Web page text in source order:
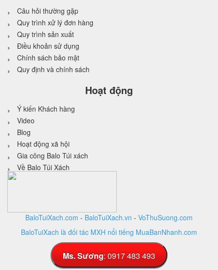
Câu hỏi thường gặp
Quy trình xử lý đơn hàng
Quy trình sản xuất
Điều khoản sử dụng
Chính sách bảo mật
Quy định và chính sách
Hoạt động
Ý kiến Khách hàng
Video
Blog
Hoạt động xã hội
Gia công Balo Túi xách
Về Balo Túi Xách
BaloTuiXach.com - BaloTuiXach.vn - VoThuSuong.com
BaloTuiXach là đối tác MXH nổi tiếng MuaBanNhanh.com
Thiết kế website
DESIGN
Ms. Sương: 0917 483 493